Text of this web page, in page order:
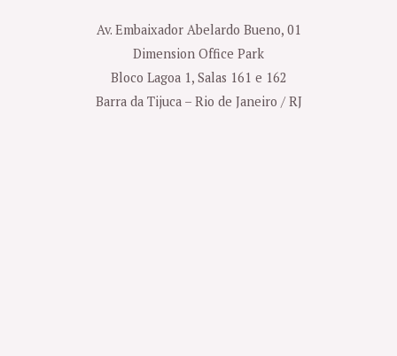
Av. Embaixador Abelardo Bueno, 01
Dimension Office Park
Bloco Lagoa 1, Salas 161 e 162
Barra da Tijuca – Rio de Janeiro / RJ